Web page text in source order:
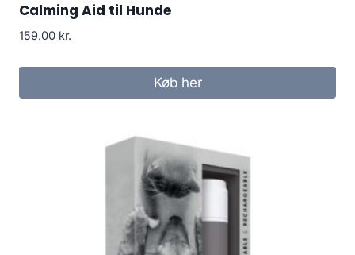
Calming Aid til Hunde
159.00 kr.
Køb her